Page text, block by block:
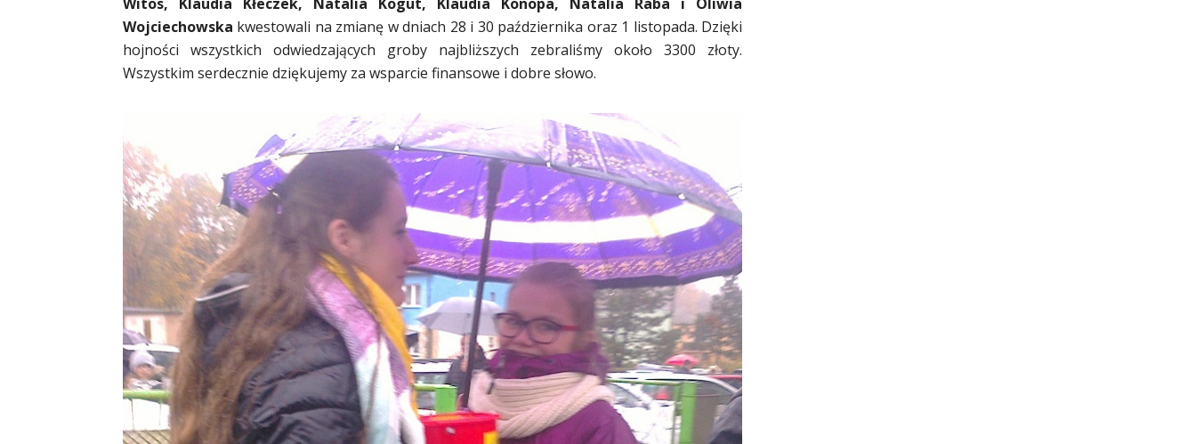
Wojciechowska kwestowali na zmianę w dniach 28 i 30 października oraz 1 listopada. Dzięki
hojności wszystkich odwiedzających groby najbliższych zebraliśmy około 3300 złoty.
Wszystkim serdecznie dziękujemy za wsparcie finansowe i dobre słowo.